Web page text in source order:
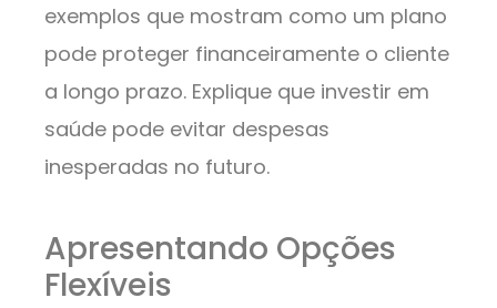
exemplos que mostram como um plano
pode proteger financeiramente o cliente
a longo prazo. Explique que investir em
saúde pode evitar despesas
inesperadas no futuro.
Apresentando Opções
Flexíveis